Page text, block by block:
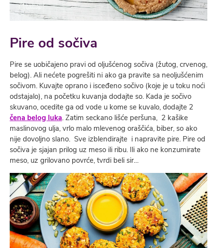
Pire od sočiva
Pire se uobičajeno pravi od oljušćenog sočiva (žutog, crvenog,
belog). Ali nećete pogrešiti ni ako ga pravite sa neoljušćenim
sočivom. Kuvajte oprano i isceđeno sočivo (koje je u toku noći
odstajalo), na početku kuvanja dodajte so. Kada je sočivo
skuvano, ocedite ga od vode u kome se kuvalo, dodajte 2
čena belog luka. Zatim seckano lišće peršuna, 2 kašike
maslinovog ulja, vrlo malo mlevenog oraščića, biber, so ako
nije dovoljno slano. Sve izblendirajte i napravite pire. Pire od
sočiva je sjajan prilog uz meso ili ribu. Ili ako ne konzumirate
meso, uz grilovano povrće, tvrdi beli sir…